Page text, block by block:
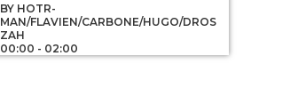
BY HOTR-
MAN/FLAVIEN/CARBONE/HUGO/DROS
ZAH
00:00 - 02:00